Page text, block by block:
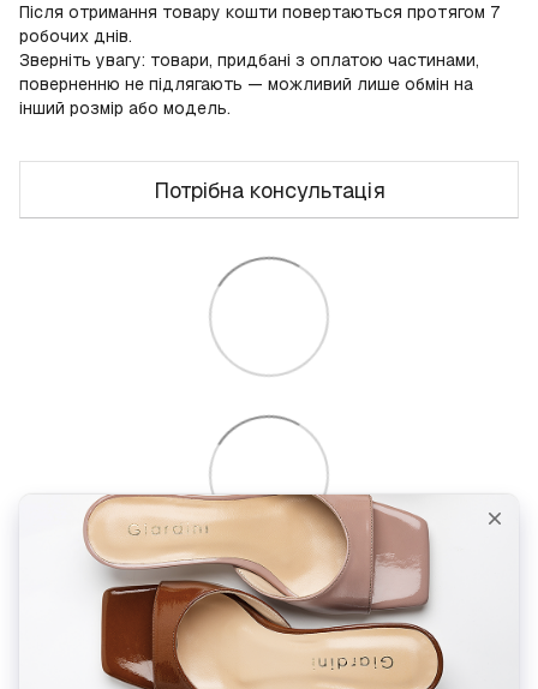
Після отримання товару кошти повертаються протягом 7
робочих днів.
Зверніть увагу: товари, придбані з оплатою частинами,
поверненню не підлягають — можливий лише обмін на
інший розмір або модель.
Потрібна консультація